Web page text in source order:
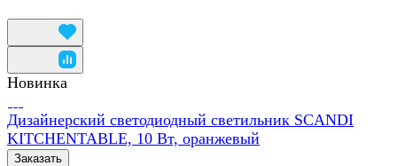
Новинка
Дизайнерский светодиодный светильник SCANDI
KITCHENTABLE, 10 Вт, оранжевый
Заказать